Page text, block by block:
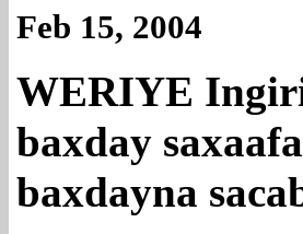
Feb 15, 2004
WERIYE
baxday
baxdayna